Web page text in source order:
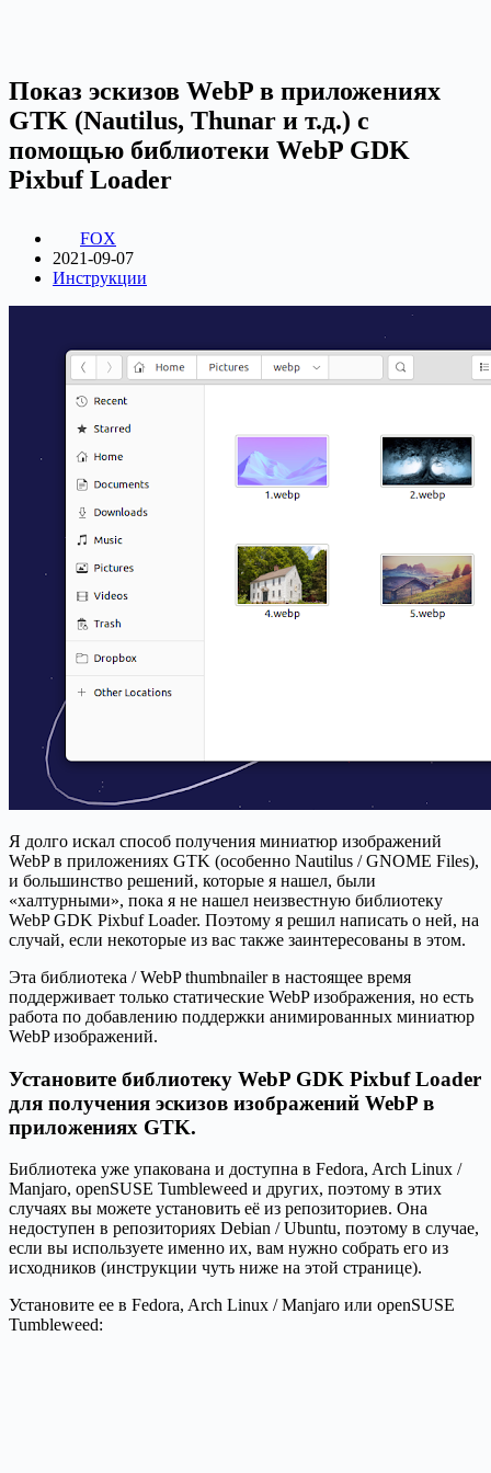
Показ эскизов WebP в приложениях
GTK (Nautilus, Thunar и т.д.) с
помощью библиотеки WebP GDK
Pixbuf Loader
FOX
2021-09-07
Инструкции
Я долго искал способ получения миниатюр изображений
WebP в приложениях GTK (особенно Nautilus / GNOME Files),
и большинство решений, которые я нашел, были
«халтурными», пока я не нашел неизвестную библиотеку
WebP GDK Pixbuf Loader. Поэтому я решил написать о ней, на
случай, если некоторые из вас также заинтересованы в этом.
Эта библиотека / WebP thumbnailer в настоящее время
поддерживает только статические WebP изображения, но есть
работа по добавлению поддержки анимированных миниатюр
WebP изображений.
Установите библиотеку WebP GDK Pixbuf Loader
для получения эскизов изображений WebP в
приложениях GTK.
Библиотека уже упакована и доступна в Fedora, Arch Linux /
Manjaro, openSUSE Tumbleweed и других, поэтому в этих
случаях вы можете установить её из репозиториев. Она
недоступен в репозиториях Debian / Ubuntu, поэтому в случае,
если вы используете именно их, вам нужно собрать его из
исходников (инструкции чуть ниже на этой странице).
Установите ее в Fedora, Arch Linux / Manjaro или openSUSE
Tumbleweed: